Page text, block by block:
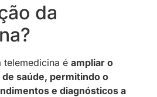
da
é ampliar o
saúde, permitindo o
e diagnósticos a